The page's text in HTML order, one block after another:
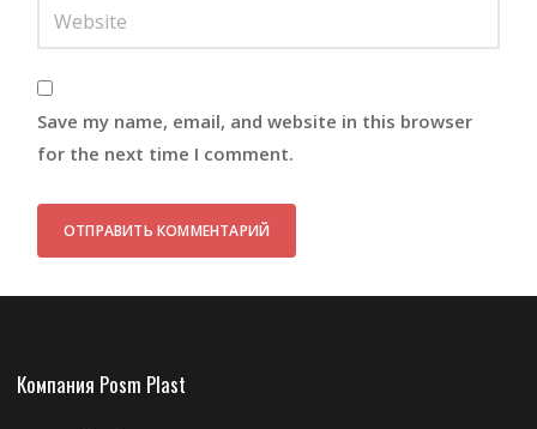
Save my name, email, and website in this browser
for the next time I comment.
Компания Posm Plast